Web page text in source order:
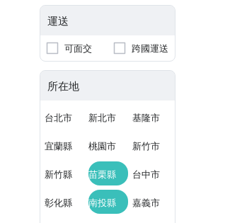
運送
可面交 跨國運送
所在地
台北市 新北市 基隆市
宜蘭縣 桃園市 新竹市
新竹縣 苗栗縣 台中市
彰化縣 南投縣 嘉義市